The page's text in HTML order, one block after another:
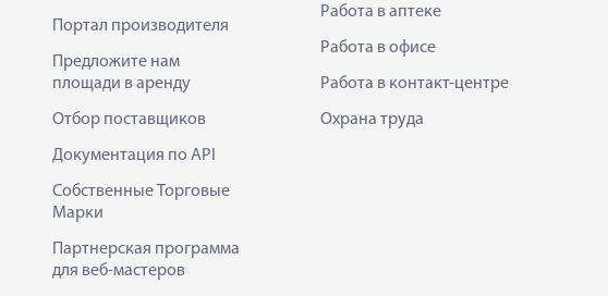
Портал производителя
Предложите нам
площади в аренду
Отбор поставщиков
Документация по API
Собственные Торговые
Марки
Партнерская программа
для веб-мастеров
Работа в аптеке
Работа в офисе
Работа в контакт-центре
Охрана труда